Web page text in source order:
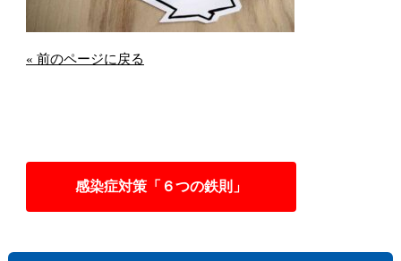
« 前のページに戻る
感染症対策「６つの鉄則」